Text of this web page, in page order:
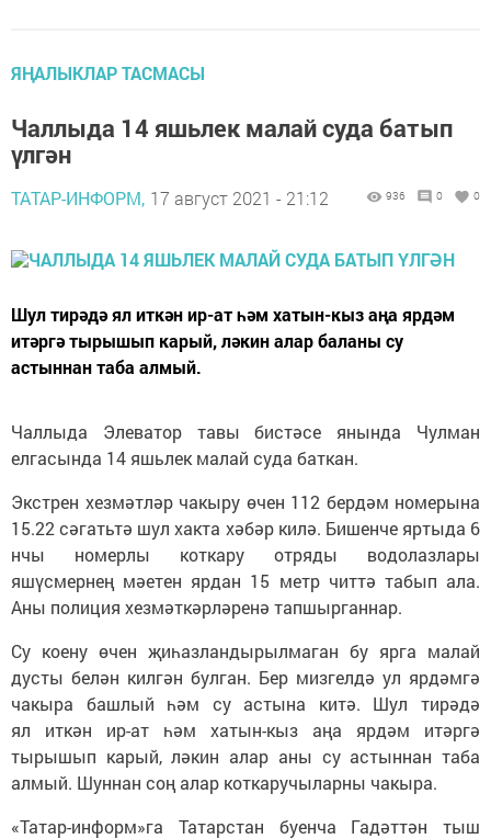
ЯҢАЛЫКЛАР ТАСМАСЫ
Чаллыда 14 яшьлек малай суда батып
үлгән
ТАТАР-ИНФОРМ, 17 август 2021 - 21:12 936 0 0
Шул тирәдә ял иткән ир-ат һәм хатын-кыз аңа ярдәм
итәргә тырышып карый, ләкин алар баланы су
астыннан таба алмый.
Чаллыда Элеватор тавы бистәсе янында Чулман
елгасында 14 яшьлек малай суда баткан.
Экстрен хезмәтләр чакыру өчен 112 бердәм номерына
15.22 сәгатьтә шул хакта хәбәр килә. Бишенче яртыда 6
нчы номерлы коткару отряды водолазлары
яшүсмернең мәетен ярдан 15 метр читтә табып ала.
Аны полиция хезмәткәрләренә тапшырганнар.
Су коену өчен җиһазландырылмаган бу ярга малай
дусты белән килгән булган. Бер мизгелдә ул ярдәмгә
чакыра башлый һәм су астына китә. Шул тирәдә
ял иткән ир-ат һәм хатын-кыз аңа ярдәм итәргә
тырышып карый, ләкин алар аны су астыннан таба
алмый. Шуннан соң алар коткаручыларны чакыра.
«Татар-информ»га Татарстан буенча Гадәттән тыш